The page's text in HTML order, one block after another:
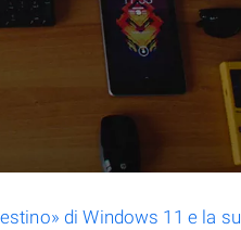
di Windows 11 e la